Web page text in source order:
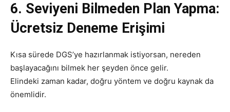
6. Seviyeni Bilmeden Plan Yapma:
Ücretsiz Deneme Erişimi
Kısa sürede DGS’ye hazırlanmak istiyorsan, nereden
başlayacağını bilmek her şeyden önce gelir.
Elindeki zaman kadar, doğru yöntem ve doğru kaynak da
önemlidir.